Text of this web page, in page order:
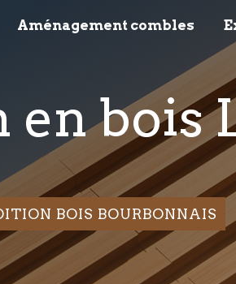
Aménagement combles
en bois
BOIS BOURBONNAIS